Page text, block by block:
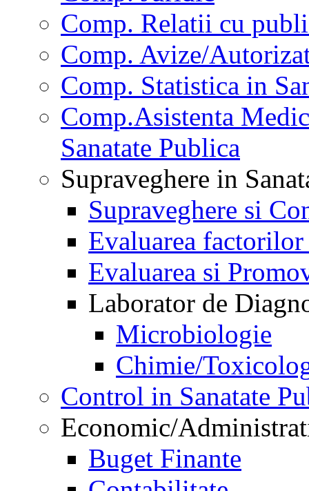
Comp. Relatii cu
Comp. Avize/
Comp. Statistica in
Comp.Asistenta
Sanatate Publica
Supraveghere in
Supraveghere si
Evaluarea
Evaluarea si
Laborator de
Microbiologie
Chimie/
Control in Sanatate
Economic/
Buget Finante